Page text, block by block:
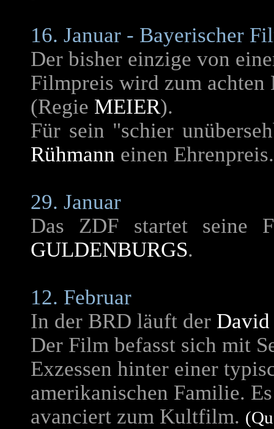
16. Januar - Bayerischer
Der bisher einzige von
Filmpreis wird zum
(Regie MEIER).
Für sein "schier
Rühmann einen Ehrenpreis.
29. Januar
Das ZDF startet seine
GULDENBURGS.
12. Februar
In der BRD läuft der
Der Film befasst sich mit
Exzessen hinter einer
amerikanischen Familie.
avanciert zum Kultfilm.